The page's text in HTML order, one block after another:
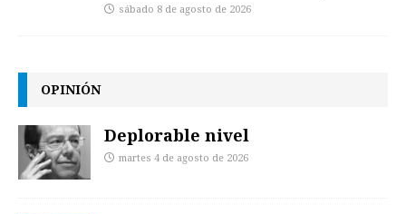
sábado 8 de agosto de 2026
OPINIÓN
Deplorable nivel
martes 4 de agosto de 2026